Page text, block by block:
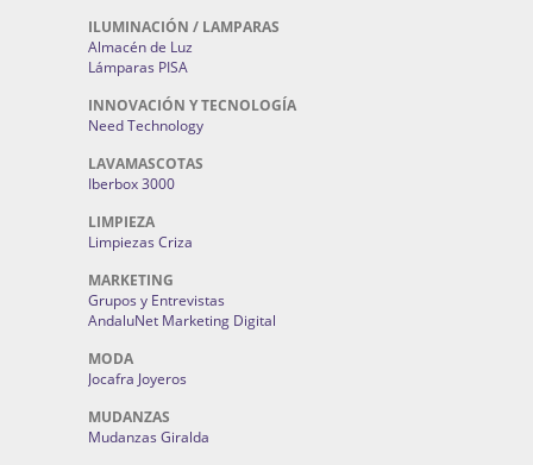
ILUMINACIÓN / LAMPARAS
Almacén de Luz
Lámparas PISA
INNOVACIÓN Y TECNOLOGÍA
Need Technology
LAVAMASCOTAS
Iberbox 3000
LIMPIEZA
Limpiezas Criza
MARKETING
Grupos y Entrevistas
AndaluNet Marketing Digital
MODA
Jocafra Joyeros
MUDANZAS
Mudanzas Giralda